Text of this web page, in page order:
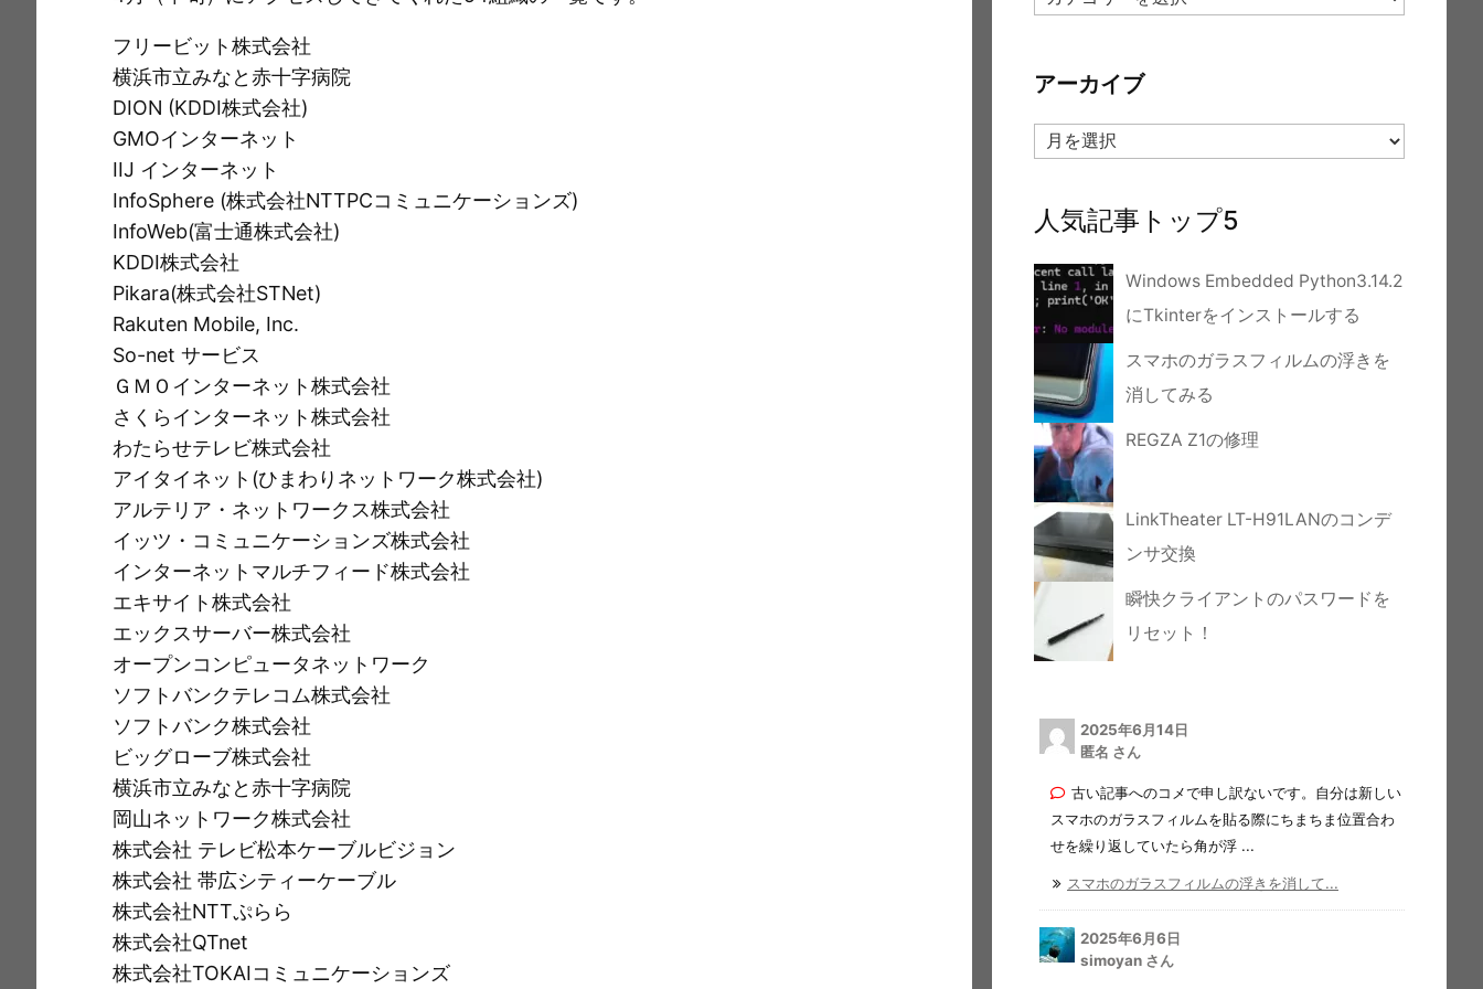
e
c
e
b
o
o
k
i
ai t
p
フリービット株式会社
横浜市立みなと赤十字病院
DION (KDDI株式会社)
GMOインターネット
IIJ インターネット
InfoSphere (株式会社NTTPCコミュニケーションズ)
InfoWeb(富士通株式会社)
KDDI株式会社
Pikara(株式会社STNet)
Rakuten Mobile, Inc.
So-net サービス
ＧＭＯインターネット株式会社
さくらインターネット株式会社
わたらせテレビ株式会社
アイタイネット(ひまわりネットワーク株式会社)
アルテリア・ネットワークス株式会社
イッツ・コミュニケーションズ株式会社
インターネットマルチフィード株式会社
エキサイト株式会社
エックスサーバー株式会社
オープンコンピュータネットワーク
ソフトバンクテレコム株式会社
ソフトバンク株式会社
ビッグローブ株式会社
横浜市立みなと赤十字病院
岡山ネットワーク株式会社
株式会社 テレビ松本ケーブルビジョン
株式会社 帯広シティーケーブル
株式会社NTTぷらら
株式会社QTnet
株式会社TOKAIコミュニケーションズ
テ
ー
アーカイブ
ア
ー
イ
ブ
人気記事トップ5
Windows Embedded Python3.14.2
にTkinterをインストールする
スマホのガラスフィルムの浮きを
消してみる
REGZA Z1の修理
LinkTheater LT-H91LANのコンデ
ンサ交換
瞬快クライアントのパスワードを
リセット！
2025年6月14日
匿名 さん
古い記事へのコメで申し訳ないです。自分は新しい
スマホのガラスフィルムを貼る際にちまちま位置合わ
せを繰り返していたら角が浮 ...
スマホのガラスフィルムの浮きを消して...
2025年6月6日
simoyan さん